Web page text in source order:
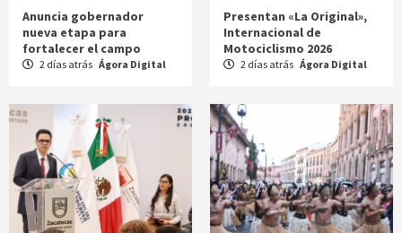
Anuncia gobernador
nueva etapa para
fortalecer el campo
2 días atrás Ágora Digital
Presentan «La Original»,
Internacional de
Motociclismo 2026
2 días atrás Ágora Digital